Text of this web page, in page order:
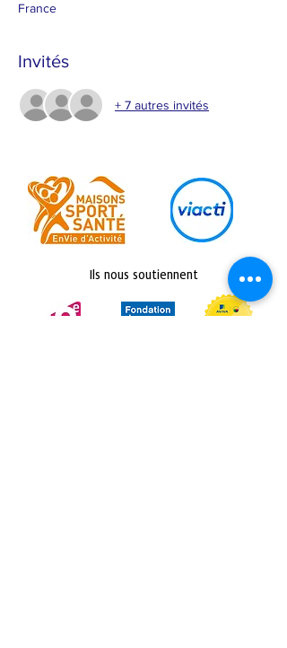
France
Invités
+ 7 autres invités
Ils nous soutiennent